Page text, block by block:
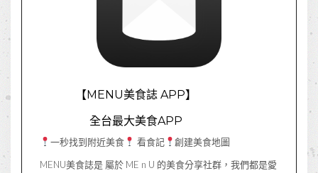
【MENU美食誌 APP】
全台最大美食APP
一秒找到附近美食 看食記
創建美食地圖
MENU美食誌是 屬於 ME n U 的美食分享社群，我們都是愛